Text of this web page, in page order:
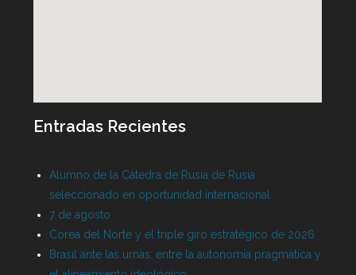
Entradas Recientes
Alumno de la Cátedra de Rusia de Rusia
seleccionado en oportunidad internacional
7 de agosto
Corea del Norte y el triple giro estratégico de 2026
Brasil ante las urnas: entre la autonomía pragmática y